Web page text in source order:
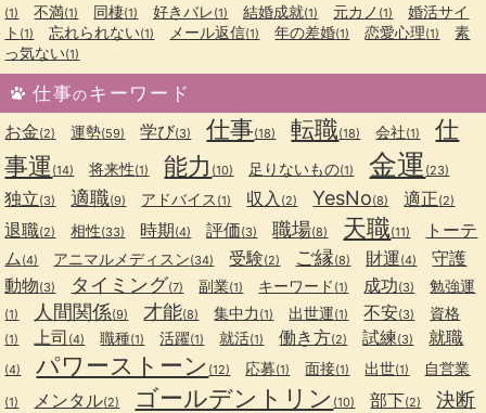
(1) 不満(1) 同棲(1) 好きバレ(1) 結婚成就(1) 元カノ (1)
婚活サイ
ト (1) 忘れられない(1) メール返信(1) 年の差婚(1) 恋愛心理(1)
素
っ気ない(1)
仕事のキーワード
お金(2) 運勢(59) 学び(3) 仕事(18) 転職(18) 会社(1)
仕
事運 (14) 将来性(1) 能力 (10) 足りないもの(1) 金運 (23)
独立(3) 適職(9) アドバイス (1) 収入 (2) YesNo(8) 適正(2)
退職(2) 相性(33) 時期(4) 評価(3) 職場(8) 天職(11)
トーテ
ム (4) アニマルメディスン(34) 受験(2) ご縁(8) 財運(4)
守護
動物(3) タイミング(7) 副業(1) キーワード (1) 成功(3) 勉強運
(1) 人間関係(9) 才能(8) 集中力 (1) 出世運(1) 不安(3) 資格
(1) 上司 (4) 職種(1) 活躍(1) 就活(1) 働き方(2) 試練(3) 就職
(4) パワーストーン (12) 応募(1) 面接(1) 出世(1) 自営業
(1) メンタル(2) ゴールデントリン (10) 部下(2) 決断